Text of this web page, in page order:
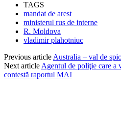
TAGS
mandat de arest
ministerul rus de interne
R. Moldova
vladimir plahotniuc
Previous articleAustralia – val de
Next articleAgentul de poliţie care a
contestă raportul MAI